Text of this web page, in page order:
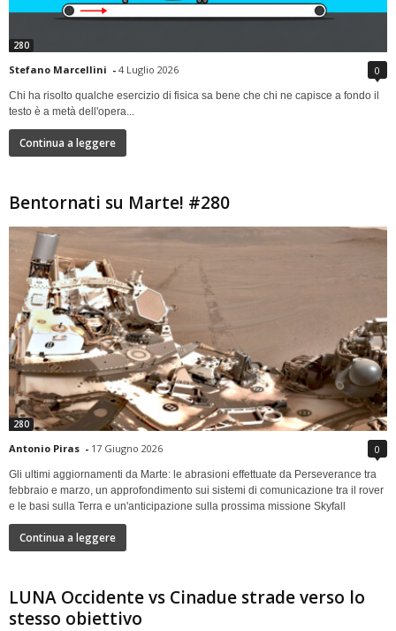
280
Stefano Marcellini - 4 Luglio 2026 0
Chi ha risolto qualche esercizio di fisica sa bene che chi ne capisce a fondo il
testo è a metà dell'opera...
Continua a leggere
Bentornati su Marte! #280
280
Antonio Piras - 17 Giugno 2026 0
Gli ultimi aggiornamenti da Marte: le abrasioni effettuate da Perseverance tra
febbraio e marzo, un approfondimento sui sistemi di comunicazione tra il rover
e le basi sulla Terra e un'anticipazione sulla prossima missione Skyfall
Continua a leggere
LUNA Occidente vs Cinadue strade verso lo
stesso obiettivo